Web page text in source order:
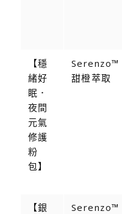
【穩
緒好
眠．
夜間
元氣
修護
粉
包】
Serenzo™
甜橙萃取
【銀
Serenzo™